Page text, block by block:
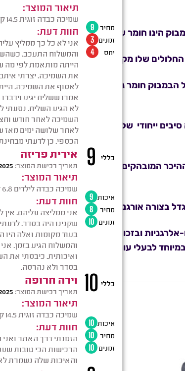
הינו חומר שיש ביכולתו לספוג עד 60% יותר מבד כותנה.
שלו מקנים לו יכולת יבוש מהיר יותר
הבמבוק חומר נושם הדוחה חיידקים ומזיקים
ייחודי של הבד מאפשר כניסה של כמות
המובהקים של בד הבמבוק הוא המגע
אורגנית ללא כימיקלים או מזיקים.
אלרגניות ובזכות התכונה הזאת הם דוחים
לבעלי עור רגיש ותינוקות.
מבצע!